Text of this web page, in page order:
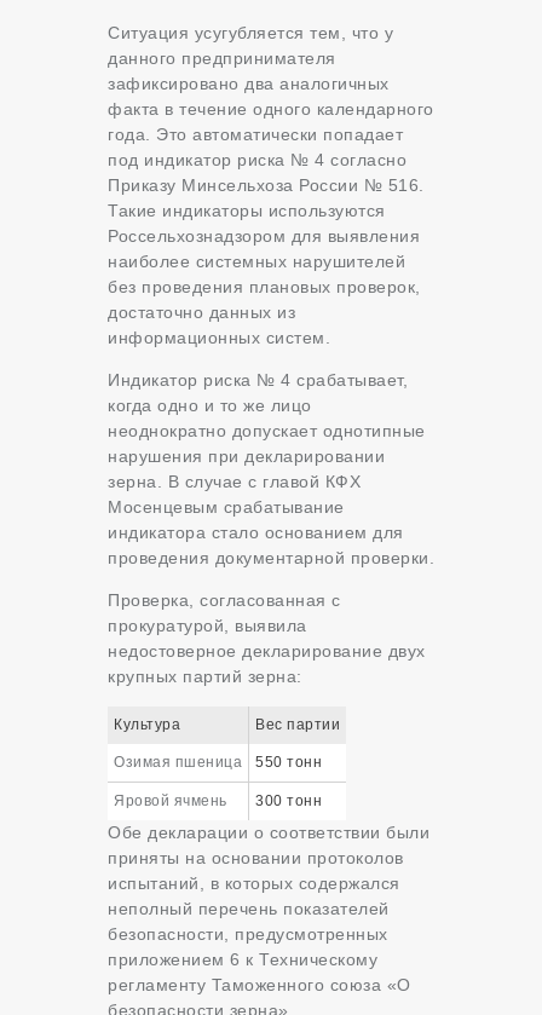
Ситуация усугубляется тем, что у
данного предпринимателя
зафиксировано два аналогичных
факта в течение одного календарного
года. Это автоматически попадает
под индикатор риска № 4 согласно
Приказу Минсельхоза России № 516.
Такие индикаторы используются
Россельхознадзором для выявления
наиболее системных нарушителей
без проведения плановых проверок,
достаточно данных из
информационных систем.
Индикатор риска № 4 срабатывает,
когда одно и то же лицо
неоднократно допускает однотипные
нарушения при декларировании
зерна. В случае с главой КФХ
Мосенцевым срабатывание
индикатора стало основанием для
проведения документарной проверки.
Проверка, согласованная с
прокуратурой, выявила
недостоверное декларирование двух
крупных партий зерна:
Культура Вес партии
Озимая пшеница 550 тонн
Яровой ячмень 300 тонн
Обе декларации о соответствии были
приняты на основании протоколов
испытаний, в которых содержался
неполный перечень показателей
безопасности, предусмотренных
приложением 6 к Техническому
регламенту Таможенного союза «О
безопасности зерна».